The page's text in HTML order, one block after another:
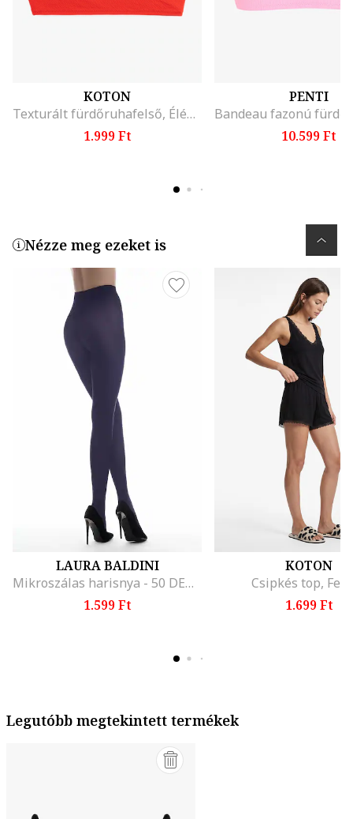
KOTON
Texturált fürdőruhafelső, Élénkpiros
1.999 Ft
PENTI
10.599 Ft
Nézze meg ezeket is
LAURA BALDINI
Mikroszálas harisnya - 50 DEN, Tengerészkék
1.599 Ft
KOTON
Csipkés top,
1.699 Ft
Legutóbb megtekintett termékek